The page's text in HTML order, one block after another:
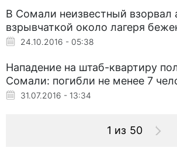
В Сомали неизвестный взорвал
взрывчаткой около лагеря
24.10.2016 - 05:38
Нападение на штаб-квартиру
Сомали: погибли не менее 7
31.07.2016 - 13:34
1 из 50